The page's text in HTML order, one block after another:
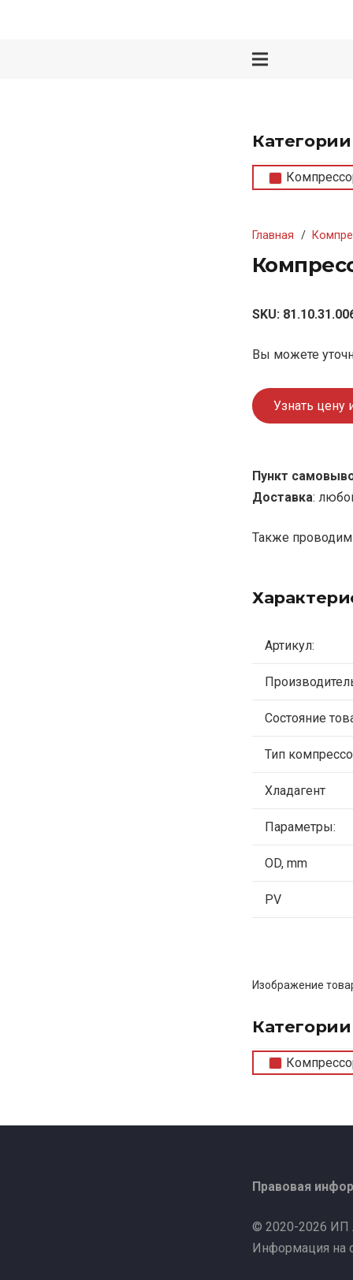
Главная /
SKU:
Вы можете
Узнать цену
Пункт
Доставка:
Также проводим
Артикул:
Состояние
Тип
Хладагент
Параметры:
OD, mm
PV
Изображение
Правовая
© 2020-2026 ИП
Информация на